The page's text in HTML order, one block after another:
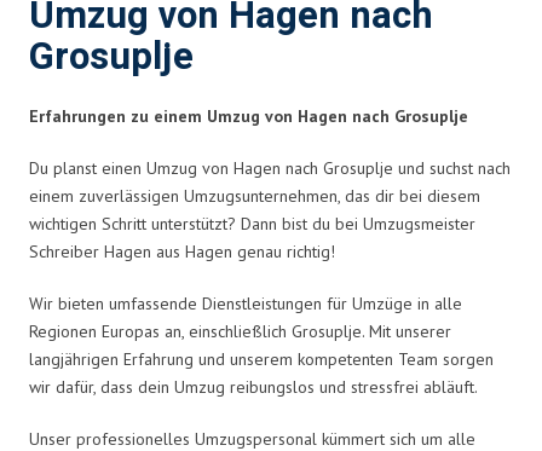
Umzug von Hagen nach
Grosuplje
Erfahrungen zu einem Umzug von Hagen nach Grosuplje
Du planst einen Umzug von Hagen nach Grosuplje und suchst nach
einem zuverlässigen Umzugsunternehmen, das dir bei diesem
wichtigen Schritt unterstützt? Dann bist du bei Umzugsmeister
Schreiber Hagen aus Hagen genau richtig!
Wir bieten umfassende Dienstleistungen für Umzüge in alle
Regionen Europas an, einschließlich Grosuplje. Mit unserer
langjährigen Erfahrung und unserem kompetenten Team sorgen
wir dafür, dass dein Umzug reibungslos und stressfrei abläuft.
Unser professionelles Umzugspersonal kümmert sich um alle